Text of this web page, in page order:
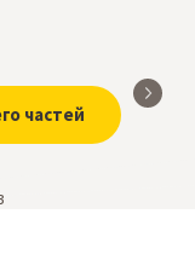
частей